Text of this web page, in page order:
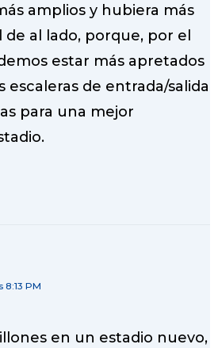
amplios y hubiera más
al lado, porque, por el
estar más apretados
escaleras de entrada/salida
para una mejor
8:13 PM
en un estadio nuevo,